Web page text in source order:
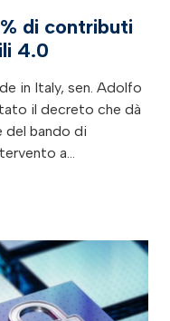
di contributi
4.0
in Italy, sen. Adolfo
il decreto che dà
del bando di
a…